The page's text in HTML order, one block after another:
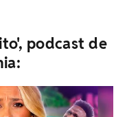
podcast de